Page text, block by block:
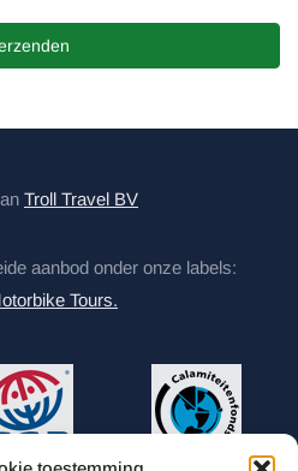
Troll Travel BV
aanbod onder onze labels:
Tours.